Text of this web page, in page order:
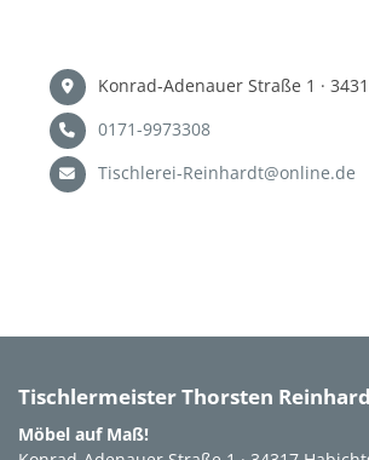
Konrad-Adenauer Straße 1 ·
0171-9973308
Tischlerei-Reinhardt@online.de
Tischlermeister Thorsten
Möbel auf Maß!